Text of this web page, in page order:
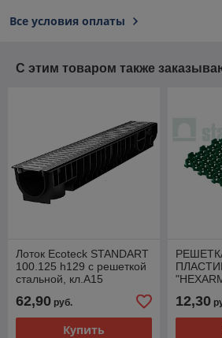
Все условия оплаты
С этим товаром также
Лоток Ecoteck STANDART
100.125 h129 с решеткой
стальной, кл.А15
62,90 руб.
Купить
12,30